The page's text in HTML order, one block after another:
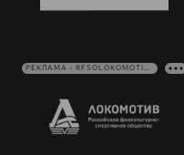
РЕКЛАМА • RFSOLOKOMOTIV.RU